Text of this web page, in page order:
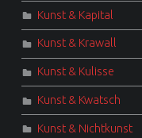
Kunst & Kapital
Kunst & Krawall
Kunst & Kulisse
Kunst & Kwatsch
Kunst & Nichtkunst